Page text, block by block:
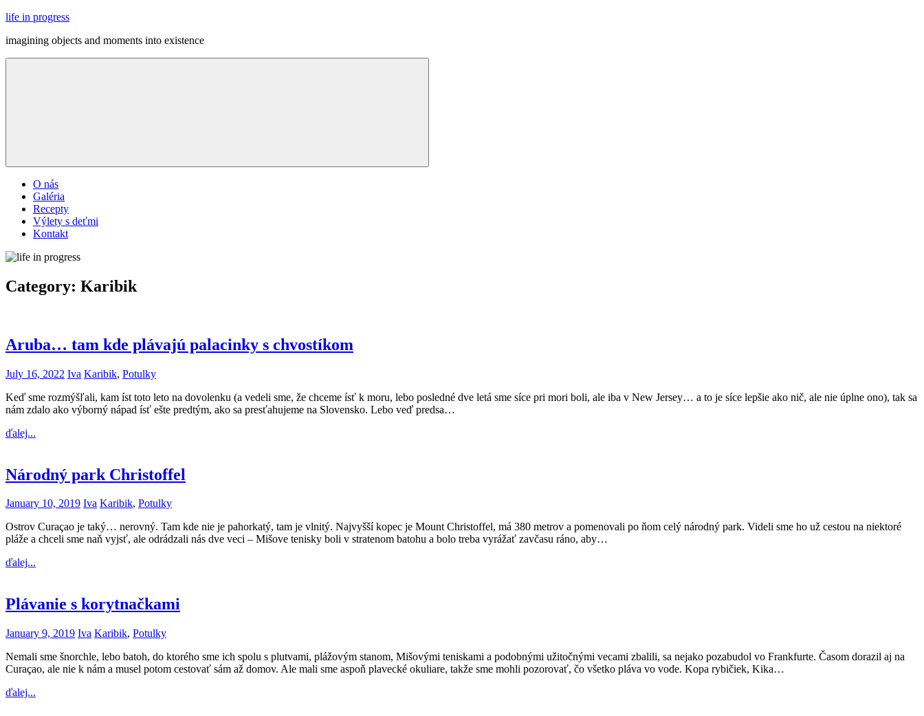
Skip
content
life in progress
imagining objects and moments into existence
Menu
O nás
Galéria
Recepty
Výlety s deťmi
Kontakt
Category: Karibik
Aruba… tam kde plávajú palacinky s chvostíkom
July 16, 2022 Iva Karibik, Potulky
Keď sme rozmýšľali, kam íst toto leto na dovolenku (a vedeli sme, že chceme ísť k moru, lebo posledné dve letá sme síce pri mori boli, ale iba v New Jersey… a to je síce lepšie ako nič, ale nie úplne ono), tak sa
nám zdalo ako výborný nápad ísť ešte predtým, ako sa presťahujeme na Slovensko. Lebo veď predsa…
ďalej...
Národný park Christoffel
January 10, 2019 Iva Karibik, Potulky
Ostrov Curaçao je taký… nerovný. Tam kde nie je pahorkatý, tam je vlnitý. Najvyšší kopec je Mount Christoffel, má 380 metrov a pomenovali po ňom celý národný park. Videli sme ho už cestou na niektoré
pláže a chceli sme naň vyjsť, ale odrádzali nás dve veci – Mišove tenisky boli v stratenom batohu a bolo treba vyrážať zavčasu ráno, aby…
ďalej...
Plávanie s korytnačkami
January 9, 2019 Iva Karibik, Potulky
Nemali sme šnorchle, lebo batoh, do ktorého sme ich spolu s plutvami, plážovým stanom, Mišovými teniskami a podobnými užitočnými vecami zbalili, sa nejako pozabudol vo Frankfurte. Časom dorazil aj na
Curaçao, ale nie k nám a musel potom cestovať sám až domov. Ale mali sme aspoň plavecké okuliare, takže sme mohli pozorovať, čo všetko pláva vo vode. Kopa rybičiek, Kika…
ďalej...